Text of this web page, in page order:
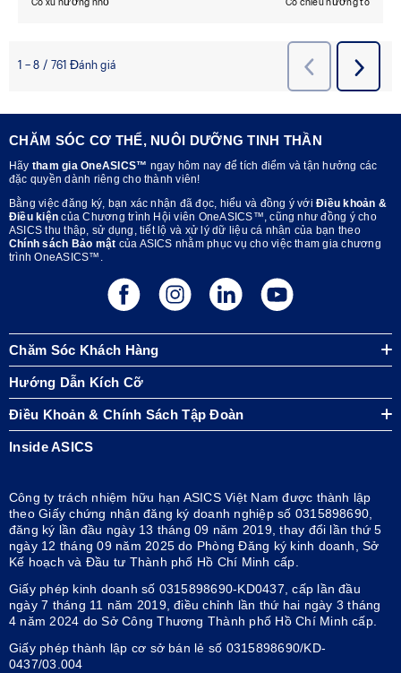
CHĂM SÓC CƠ THỂ, NUÔI DƯỠNG TINH THẦN
Hãy tham gia OneASICS™ ngay hôm nay để tích điểm và tận hưởng các
đặc quyền dành riêng cho thành viên!
Bằng việc đăng ký, bạn xác nhận đã đọc, hiểu và đồng ý với Điều khoản &
Điều kiện của Chương trình Hội viên OneASICS™, cũng như đồng ý cho
ASICS thu thập, sử dụng, tiết lộ và xử lý dữ liệu cá nhân của bạn theo
Chính sách Bảo mật của ASICS nhằm phục vụ cho việc tham gia chương
trình OneASICS™.
Chăm Sóc Khách Hàng
Hướng Dẫn Kích Cỡ
Điều Khoản & Chính Sách Tập Đoàn
Inside ASICS
Công ty trách nhiệm hữu hạn ASICS Việt Nam được thành lập
theo Giấy chứng nhận đăng ký doanh nghiệp số 0315898690,
đăng ký lần đầu ngày 13 tháng 09 năm 2019, thay đổi lần thứ 5
ngày 12 tháng 09 năm 2025 do Phòng Đăng ký kinh doanh, Sở
Kế hoạch và Đầu tư Thành phố Hồ Chí Minh cấp.
Giấy phép kinh doanh số 0315898690-KD0437, cấp lần đầu
ngày 7 tháng 11 năm 2019, điều chỉnh lần thứ hai ngày 3 tháng
4 năm 2024 do Sở Công Thương Thành phố Hồ Chí Minh cấp.
Giấy phép thành lập cơ sở bán lẻ số 0315898690/KD-
0437/03.004